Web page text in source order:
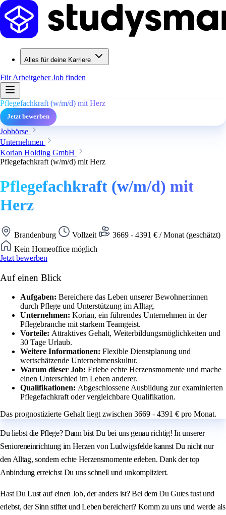
Alles für deine Karriere
Für ArbeitgeberJob finden
Pflegefachkraft (w/m/d) mit Herz
Jetzt bewerben
Jobbörse
Unternehmen
Korian Holding GmbH
Pflegefachkraft (w/m/d) mit Herz
Pflegefachkraft (w/m/d) mit
Herz
Brandenburg Vollzeit
3669 - 4391 € / Monat (geschätzt)
Kein Homeoffice möglich
Jetzt bewerben
Auf einen Blick
Aufgaben: Bereichere das Leben unserer Bewohner:innen
durch Pflege und Unterstützung im Alltag.
Unternehmen: Korian, ein führendes Unternehmen in der
Pflegebranche mit starkem Teamgeist.
Vorteile: Attraktives Gehalt, Weiterbildungsmöglichkeiten und
30 Tage Urlaub.
Weitere Informationen: Flexible Dienstplanung und
wertschätzende Unternehmenskultur.
Warum dieser Job: Erlebe echte Herzensmomente und mache
einen Unterschied im Leben anderer.
Qualifikationen: Abgeschlossene Ausbildung zur examinierten
Pflegefachkraft oder vergleichbare Qualifikation.
Das prognostizierte Gehalt liegt zwischen 3669 - 4391 € pro Monat.
Du liebst die Pflege? Dann bist Du bei uns genau richtig! In unserer
Senioreneinrichtung im Herzen von Ludwigsfelde kannst Du nicht nur
den Alltag, sondern echte Herzensmomente erleben. Dank der top
Anbindung erreichst Du uns schnell und unkompliziert.
Hast Du Lust auf einen Job, der anders ist? Bei dem Du Gutes tust und
erlebst, der Sinn stiftet und Leben bereichert? Komm zu uns und werde als